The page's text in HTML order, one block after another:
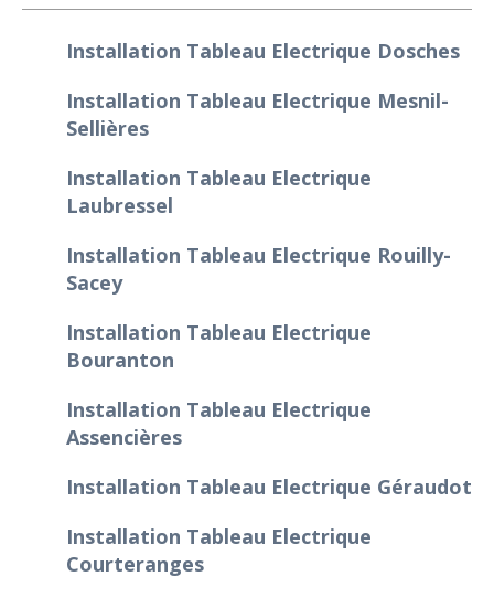
Installation Tableau Electrique Dosches
Installation Tableau Electrique Mesnil-
Sellières
Installation Tableau Electrique
Laubressel
Installation Tableau Electrique Rouilly-
Sacey
Installation Tableau Electrique
Bouranton
Installation Tableau Electrique
Assencières
Installation Tableau Electrique Géraudot
Installation Tableau Electrique
Courteranges